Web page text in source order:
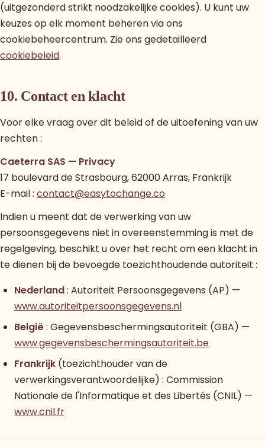
(uitgezonderd strikt noodzakelijke cookies). U kunt uw
keuzes op elk moment beheren via ons
cookiebeheercentrum. Zie ons gedetailleerd
cookiebeleid.
10. Contact en klacht
Voor elke vraag over dit beleid of de uitoefening van uw
rechten :
Caeterra SAS — Privacy
17 boulevard de Strasbourg, 62000 Arras, Frankrijk
E-mail : contact@easytochange.co
Indien u meent dat de verwerking van uw
persoonsgegevens niet in overeenstemming is met de
regelgeving, beschikt u over het recht om een klacht in
te dienen bij de bevoegde toezichthoudende autoriteit :
Nederland: Autoriteit Persoonsgegevens (AP) —
www.autoriteitpersoonsgegevens.nl
België : Gegevensbeschermingsautoriteit (GBA) —
www.gegevensbeschermingsautoriteit.be
Frankrijk (toezichthouder van de
verwerkingsverantwoordelijke) : Commission
Nationale de l'Informatique et des Libertés (CNIL) —
www.cnil.fr